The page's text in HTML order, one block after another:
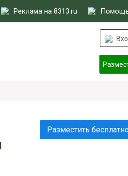
Реклама на 8313.ru
Разместить